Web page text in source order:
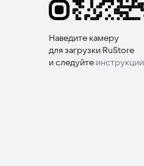
Наведите камеру
для загрузки RuStore
и следуйте инструкции